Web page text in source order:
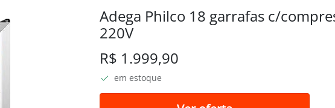
Adega Philco 18 garrafas c/
220V
R$ 1.999,90
em estoque